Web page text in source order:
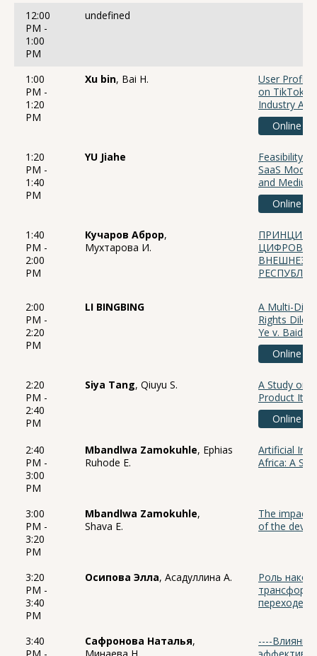
12:00
PM -
1:00
PM
undefined
1:00
PM -
1:20
PM
Xu bin, Bai H.
User
on TikTok:
Industry
Online
1:20
PM -
1:40
PM
YU Jiahe
Feasibility
SaaS
and
Online
1:40
PM -
2:00
PM
Кучаров Аброр,
Мухтарова И.
ПРИНЦИП
ЦИФРОВЫХ
2:00
PM -
2:20
PM
LI BINGBING
A Multi-
Rights
Ye v. Baidu
Online
2:20
PM -
2:40
PM
Siya Tang, Qiuyu S.
A Study on
Product
Online
2:40
PM -
3:00
PM
Mbandlwa Zamokuhle, Ephias
Ruhode E.
Artificial
Africa: A
3:00
PM -
3:20
PM
Mbandlwa Zamokuhle,
Shava E.
The impact
of the
3:20
PM -
3:40
PM
Осипова Элла, Асадуллина А.
Роль
переходе к
3:40
Сафронова Наталья,
----Влияние